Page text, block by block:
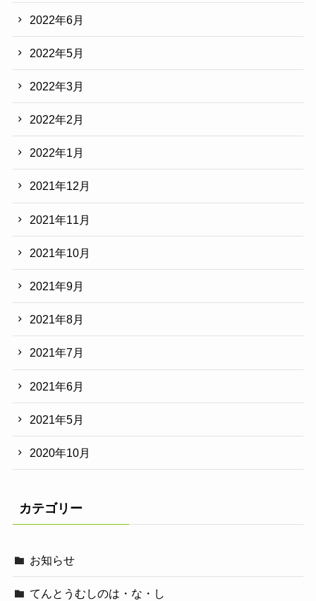
2022年6月
2022年5月
2022年3月
2022年2月
2022年1月
2021年12月
2021年11月
2021年10月
2021年9月
2021年8月
2021年7月
2021年6月
2021年5月
2020年10月
カテゴリー
お知らせ
てんとうむしのは・な・し